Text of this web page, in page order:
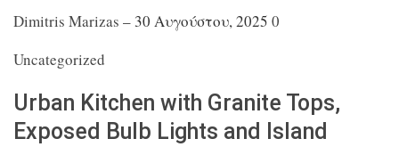
Dimitris Marizas – 30 Αυγούστου, 2025 0
Uncategorized
Urban Kitchen with Granite Tops,
Exposed Bulb Lights and Island